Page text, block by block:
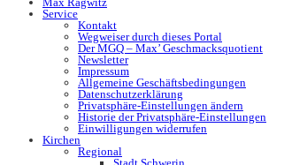
Service
Kontakt
Wegweiser durch dieses Portal
Der MGQ – Max’ Geschmacksquotient
Newsletter
Impressum
Allgemeine Geschäftsbedingungen
Datenschutzerklärung
Privatsphäre-Einstellungen ändern
Historie der Privatsphäre-Einstellungen
Einwilligungen widerrufen
Kirchen
Regional